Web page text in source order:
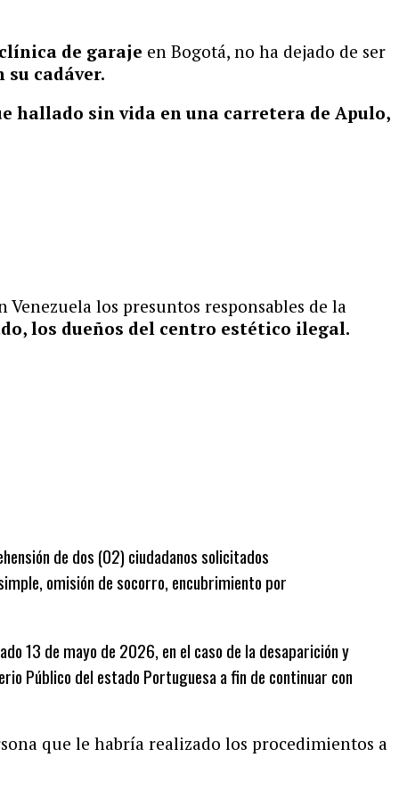
de garaje en Bogotá, no ha dejado de ser
cadáver.
hallado sin vida en una carretera de Apulo,
los presuntos responsables de la
los dueños del centro estético ilegal.
de dos (02) ciudadanos solicitados
omisión de socorro, encubrimiento por
13 de mayo de 2026, en el caso de la desaparición y
Público del estado Portuguesa a fin de continuar con
que le habría realizado los procedimientos a